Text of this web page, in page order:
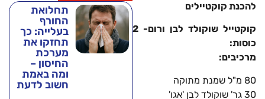
להכנת קוקטיילים
קוקטייל שוקולד לבן ורום- 2
כוסות:
מרכיבים:
80 מ"ל שמנת מתוקה
30 גר' שוקולד לבן 'אגו'
תחלואת
החורף
בעלייה: כך
תחזקו את
מערכת
החיסון –
ומה באמת
חשוב לדעת